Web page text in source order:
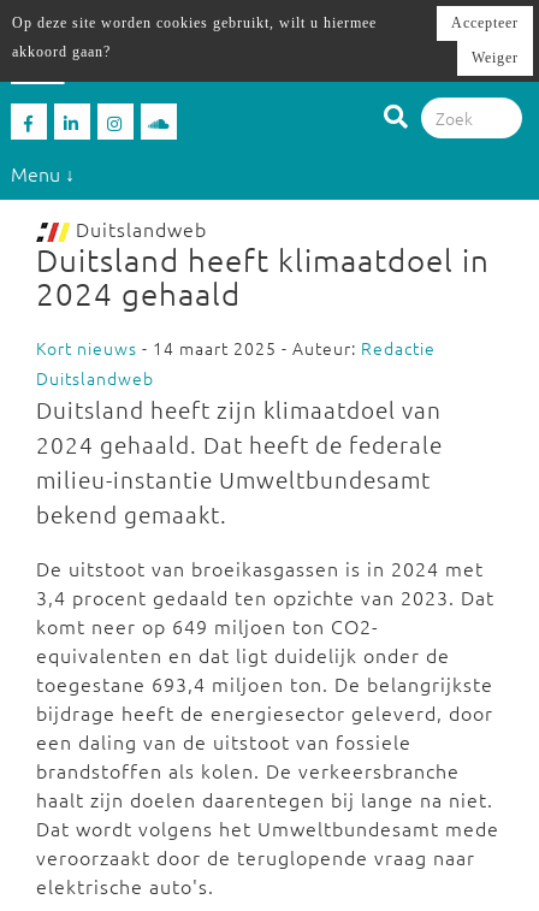
Menu ↓
Duitslandweb
Duitsland heeft klimaatdoel in
2024 gehaald
Kort nieuws - 14 maart 2025 - Auteur: Redactie
Duitslandweb
Duitsland heeft zijn klimaatdoel van
2024 gehaald. Dat heeft de federale
milieu-instantie Umweltbundesamt
bekend gemaakt.
De uitstoot van broeikasgassen is in 2024 met
3,4 procent gedaald ten opzichte van 2023. Dat
komt neer op 649 miljoen ton CO2-
equivalenten en dat ligt duidelijk onder de
toegestane 693,4 miljoen ton. De belangrijkste
bijdrage heeft de energiesector geleverd, door
een daling van de uitstoot van fossiele
brandstoffen als kolen. De verkeersbranche
haalt zijn doelen daarentegen bij lange na niet.
Dat wordt volgens het Umweltbundesamt mede
veroorzaakt door de teruglopende vraag naar
elektrische auto's.
Op deze site worden cookies gebruikt, wilt u hiermee
akkoord gaan?
Accepteer
Weiger